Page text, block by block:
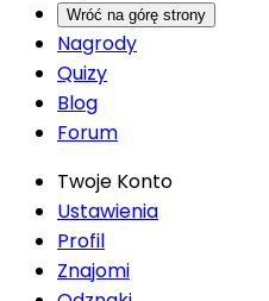
Wróć na górę strony
Nagrody
Quizy
Blog
Forum
Twoje Konto
Ustawienia
Profil
Znajomi